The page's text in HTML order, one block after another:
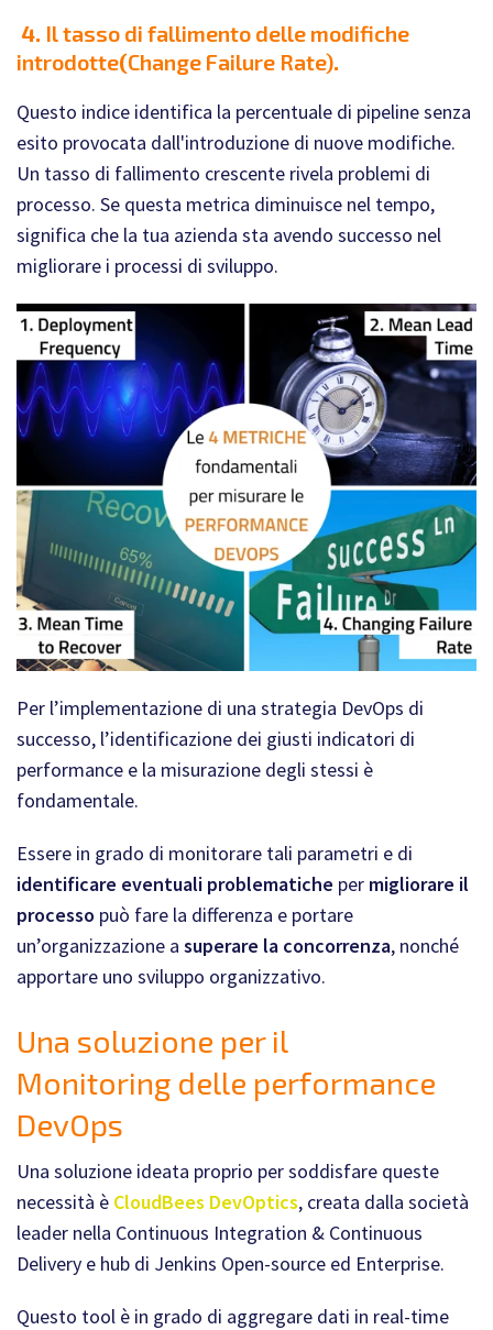
4. Il tasso di fallimento delle modifiche
introdotte(Change Failure Rate).
Questo indice identifica la percentuale di pipeline senza
esito provocata dall'introduzione di nuove modifiche.
Un tasso di fallimento crescente rivela problemi di
processo. Se questa metrica diminuisce nel tempo,
significa che la tua azienda sta avendo successo nel
migliorare i processi di sviluppo.
Per l’implementazione di una strategia DevOps di
successo, l’identificazione dei giusti indicatori di
performance e la misurazione degli stessi è
fondamentale.
Essere in grado di monitorare tali parametri e di
identificare eventuali problematiche per migliorare il
processo può fare la differenza e portare
un’organizzazione a superare la concorrenza, nonché
apportare uno sviluppo organizzativo.
Una soluzione per il
Monitoring delle performance
DevOps
Una soluzione ideata proprio per soddisfare queste
necessità è CloudBees DevOptics, creata dalla società
leader nella Continuous Integration & Continuous
Delivery e hub di Jenkins Open-source ed Enterprise.
Questo tool è in grado di aggregare dati in real-time